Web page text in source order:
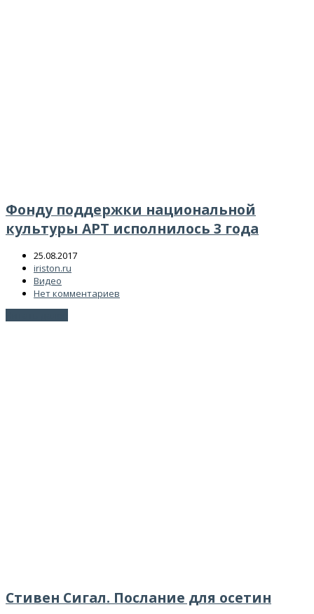
Фонду поддержки национальной
культуры АРТ исполнилось 3 года
25.08.2017
iriston.ru
Видео
Нет комментариев
Стивен Сигал. Послание для осетин